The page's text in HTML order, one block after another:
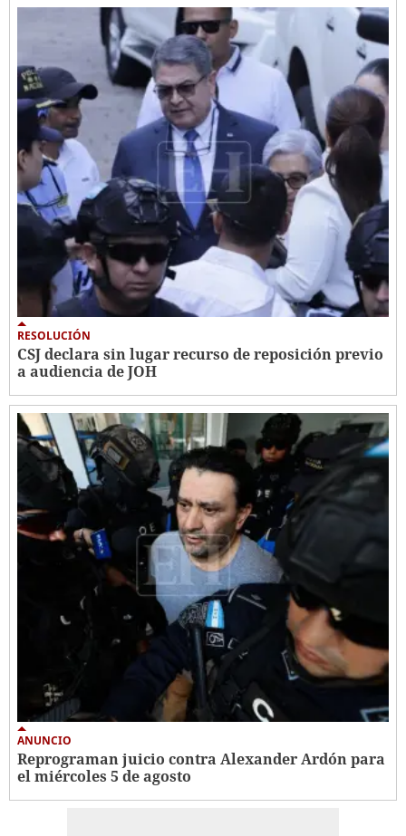
RESOLUCIÓN
CSJ declara sin lugar recurso de reposición previo
a audiencia de JOH
ANUNCIO
Reprograman juicio contra Alexander Ardón para
el miércoles 5 de agosto